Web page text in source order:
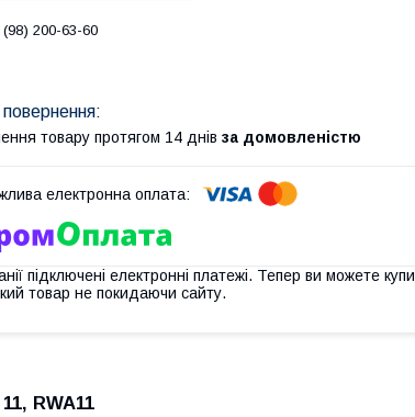
(98) 200-63-60
товару протягом 14 днів за домовленістю
підключені електронні платежі. Тепер ви можете
товар не покидаючи сайту.
RWA11